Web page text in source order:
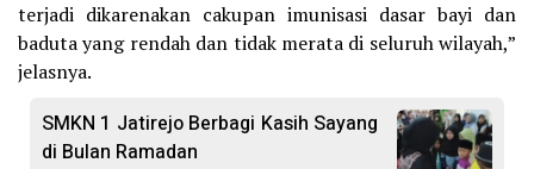
terjadi dikarenakan cakupan imunisasi dasar bayi dan
baduta yang rendah dan tidak merata di seluruh wilayah,”
jelasnya.
SMKN 1 Jatirejo Berbagi Kasih Sayang
di Bulan Ramadan